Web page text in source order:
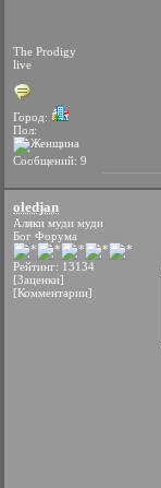
The Prodigy
live
Город:
Пол:
Сообщений: 9
oledjan
Аляки муди муди
Бог Форума
Рейтинг: 13134
[Заценки]
[Комментарии]